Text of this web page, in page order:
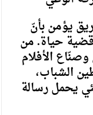
يؤمن بأنّ
حياة. من
الأفلام
الشباب،
يحمل رسالة